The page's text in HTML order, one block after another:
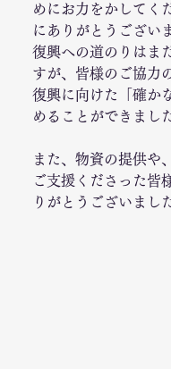
めにお力をかしてく
にありがとうござい
復興への道のりはま
すが、皆様のご協力
復興に向けた「確か
めることができまし
また、物資の提供や
ご支援くださった皆
りがとうございまし